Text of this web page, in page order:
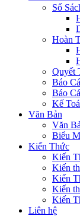
Sổ
Hoàn
Quyết
Báo
Báo
Kế
Văn Bản
Văn
Biểu
Kiến Thức
Kiến
Kiến
Kiến
Kiến
Kiến
Liên hệ